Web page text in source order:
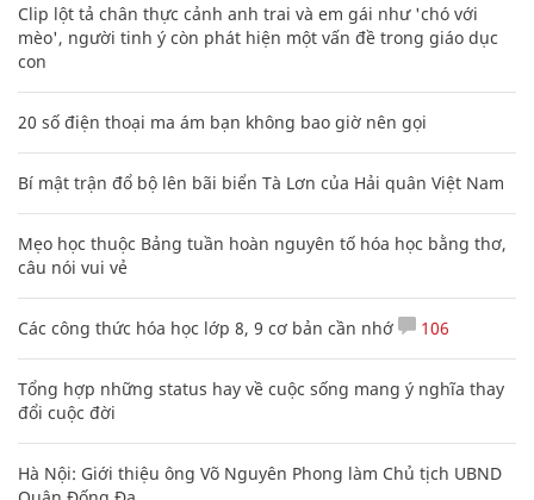
Clip lột tả chân thực cảnh anh trai và em gái như 'chó với
mèo', người tinh ý còn phát hiện một vấn đề trong giáo dục
con
20 số điện thoại ma ám bạn không bao giờ nên gọi
Bí mật trận đổ bộ lên bãi biển Tà Lơn của Hải quân Việt Nam
Mẹo học thuộc Bảng tuần hoàn nguyên tố hóa học bằng thơ,
câu nói vui vẻ
Các công thức hóa học lớp 8, 9 cơ bản cần nhớ 106
Tổng hợp những status hay về cuộc sống mang ý nghĩa thay
đổi cuộc đời
Hà Nội: Giới thiệu ông Võ Nguyên Phong làm Chủ tịch UBND